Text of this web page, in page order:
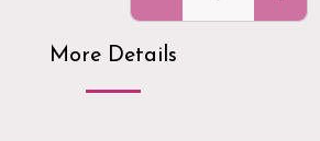
More Details